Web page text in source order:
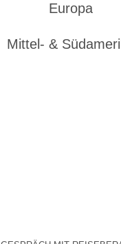
Europa
Mittel- &